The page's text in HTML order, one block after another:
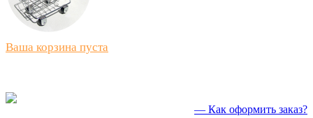
Ваша корзина пуста
— Как оформить заказ?